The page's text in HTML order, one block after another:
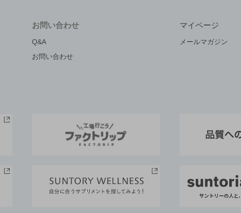
お問い合わせ
Q&A
お問い合わせ
マイページ
メールマガジン